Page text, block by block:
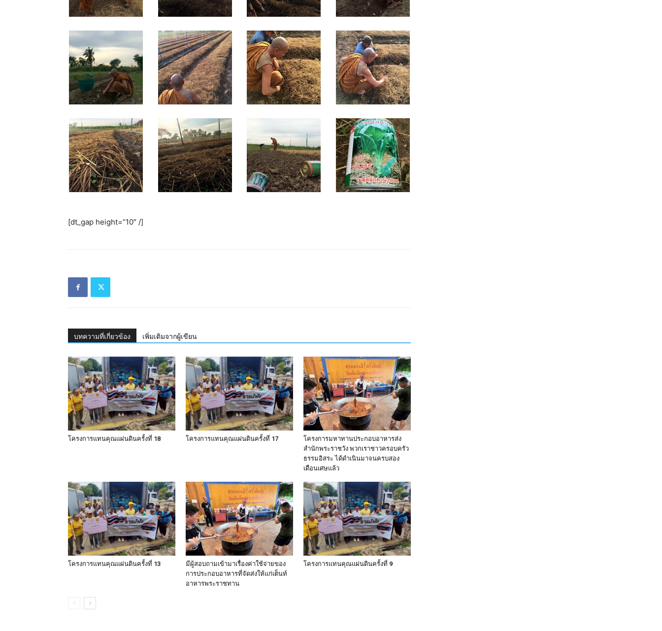
[dt_gap height=”10″ /]
บทความที่เกี่ยวข้อง เพิ่มเติมจากผู้เขียน
โครงการแทนคุณแผ่นดินครั้งที่ 18 โครงการแทนคุณแผ่นดินครั้งที่ 17
โครงการมหาทานประกอบอาหารส่ง
สำนักพระราชวัง พวกเราชาวครอบครัว
ธรรมอิสระ ได้ดำเนินมาจนครบสอง
เดือนเศษแล้ว
โครงการแทนคุณแผ่นดินครั้งที่ 13
มีผู้สอบถามเข้ามาเรื่องค่าใช้จ่ายของ
การประกอบอาหารที่จัดส่งให้แก่เต็นท์
อาหารพระราชทาน
โครงการแทนคุณแผ่นดินครั้งที่ 9